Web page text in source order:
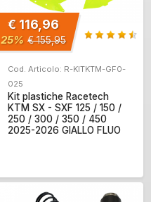
€ 116,96
25% € 155,95
Cod. Articolo: R-KITKTM-GF0-
025
Kit plastiche Racetech
KTM SX - SXF 125 / 150 /
250 / 300 / 350 / 450
2025-2026 GIALLO FLUO